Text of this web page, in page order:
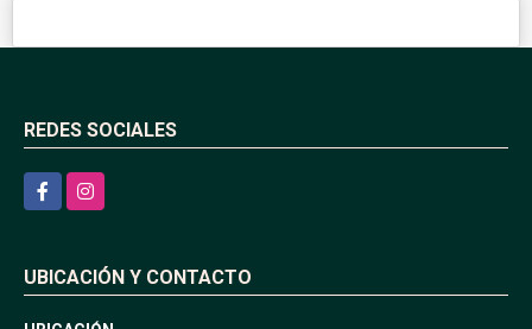
REDES SOCIALES
FacebookInstagram
UBICACIÓN Y CONTACTO